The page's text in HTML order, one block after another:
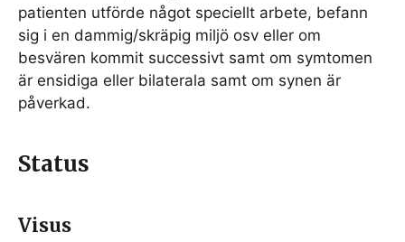
patienten utförde något speciellt arbete, befann
sig i en dammig/skräpig miljö osv eller om
besvären kommit successivt samt om symtomen
är ensidiga eller bilaterala samt om synen är
påverkad.
Status
Visus